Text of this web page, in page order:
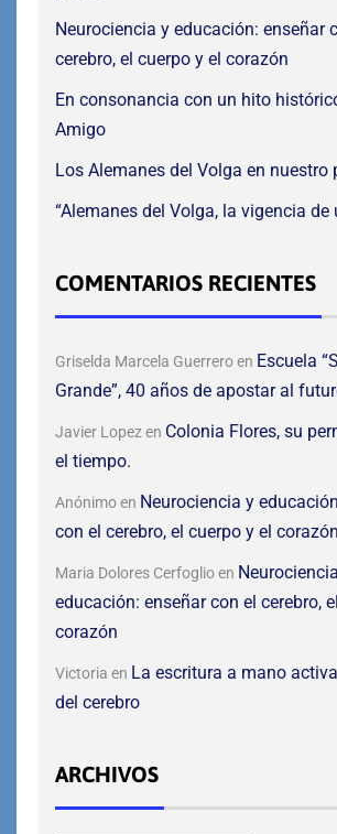
Neurociencia y educación: enseñar
cerebro, el cuerpo y el corazón
En consonancia con un hito
Amigo
Los Alemanes del Volga en nuestro
“Alemanes del Volga, la vigencia de
COMENTARIOS RECIENTES
Griselda Marcela Guerreroen Escuela
Grande”, 40 años de apostar al
Javier Lopezen Colonia Flores, su
el tiempo.
Anónimoen Neurociencia y
con el cerebro, el cuerpo y el corazón
Maria Dolores Cerfoglioen
educación: enseñar con el cerebro,
corazón
Victoria en La escritura a mano
del cerebro
ARCHIVOS